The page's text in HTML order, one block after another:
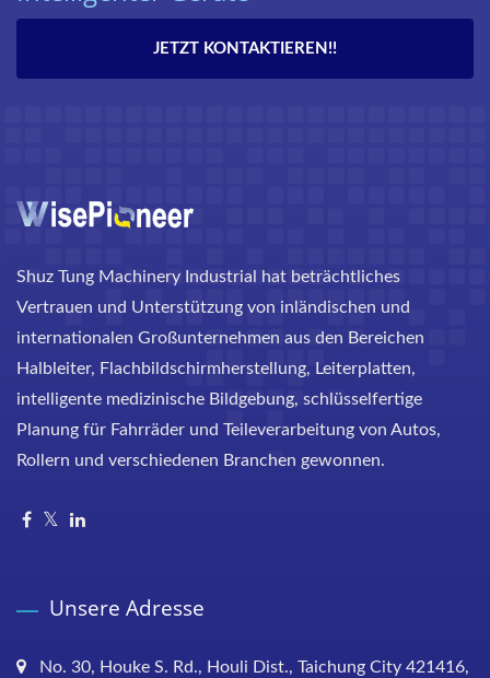
JETZT KONTAKTIEREN!!
Shuz Tung Machinery Industrial hat beträchtliches
Vertrauen und Unterstützung von inländischen und
internationalen Großunternehmen aus den Bereichen
Halbleiter, Flachbildschirmherstellung, Leiterplatten,
intelligente medizinische Bildgebung, schlüsselfertige
Planung für Fahrräder und Teileverarbeitung von Autos,
Rollern und verschiedenen Branchen gewonnen.
Unsere Adresse
No. 30, Houke S. Rd., Houli Dist., Taichung City 421416,